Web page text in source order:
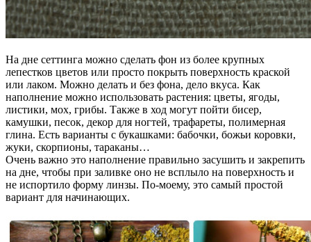
На дне сеттинга можно сделать фон из более крупных
лепестков цветов или просто покрыть поверхность краской
или лаком. Можно делать и без фона, дело вкуса. Как
наполнение можно использовать растения: цветы, ягоды,
листики, мох, грибы. Также в ход могут пойти бисер,
камушки, песок, декор для ногтей, трафареты, полимерная
глина. Есть варианты с букашками: бабочки, божьи коровки,
жуки, скорпионы, тараканы…
Очень важно это наполнение правильно засушить и закрепить
на дне, чтобы при заливке оно не всплыло на поверхность и
не испортило форму линзы. По-моему, это самый простой
вариант для начинающих.